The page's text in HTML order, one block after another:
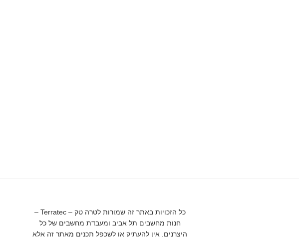
כל הזכויות באתר זה שמורות לטרה טק – Terratec –
חנות מחשבים תל אביב ומעבדת מחשבים של כל
היצרנים. אין להעתיק או לשכפל תכנים מאתר זה אלא